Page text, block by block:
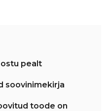
pealt
soovinimekirja
toode on